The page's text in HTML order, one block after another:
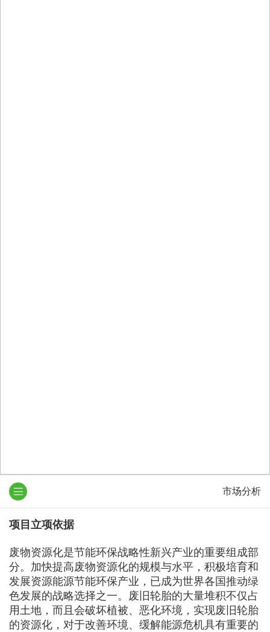
市场分析
项目立项依据
废物资源化是节能环保战略性新兴产业的重要组成部
分。加快提高废物资源化的规模与水平，积极培育和
发展资源能源节能环保产业，已成为世界各国推动绿
色发展的战略选择之一。废旧轮胎的大量堆积不仅占
用土地，而且会破坏植被、恶化环境，实现废旧轮胎
的资源化，对于改善环境、缓解能源危机具有重要的